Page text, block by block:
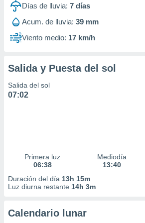
perfiles
utilizar
crear un
uso de
la
de
o a través
de
de
uso de
Días de lluvia: 7 días
Acum. de lluvia: 39 mm
Viento medio: 17 km/h
Salida y Puesta del sol
Salida del sol
07:02
Primera luz
06:38
Mediodía
13:40
Duración del día 13h 15m
Luz diurna restante 14h 3m
Calendario lunar